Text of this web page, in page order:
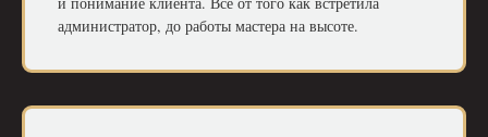
администратор, до работы мастера на высоте.